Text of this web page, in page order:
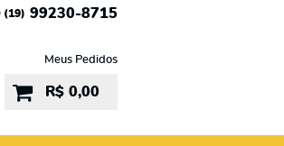
(19) 99230-8715
Meus Pedidos
R$ 0,00